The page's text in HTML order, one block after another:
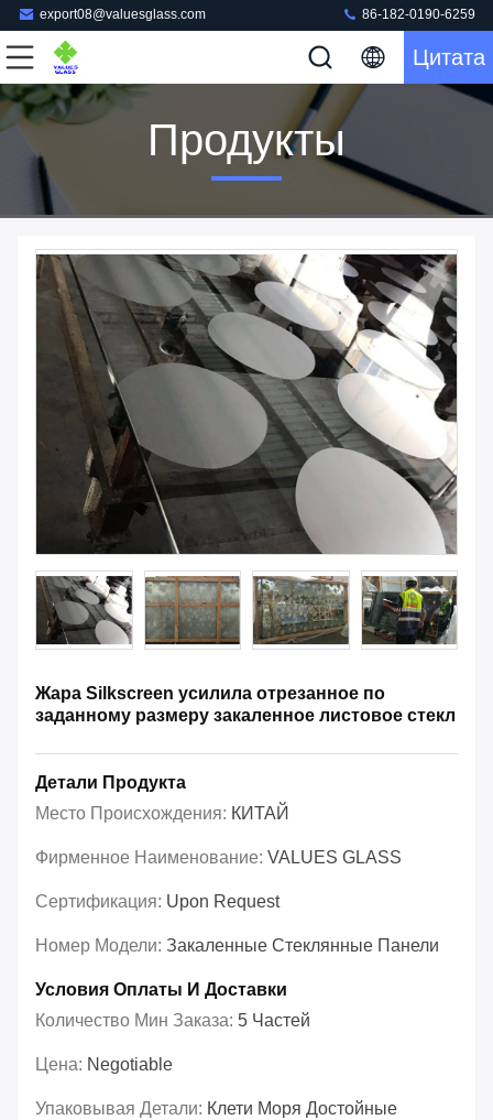
export08@valuesglass.com 86-182-0190-6259
Цитата
Продукты
Жара Silkscreen усилила отрезанное по
заданному размеру закаленное листовое стекл
Детали Продукта
Место Происхождения: КИТАЙ
Фирменное Наименование: VALUES GLASS
Сертификация: Upon Request
Номер Модели: Закаленные Стеклянные Панели
Условия Оплаты И Доставки
Количество Мин Заказа: 5 Частей
Цена: Negotiable
Упаковывая Детали: Клети Моря Достойные